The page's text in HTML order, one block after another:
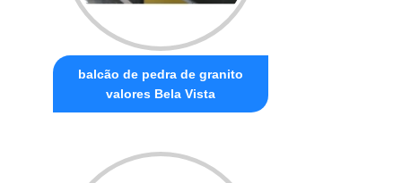
balcão de pedra de granito
valores Bela Vista